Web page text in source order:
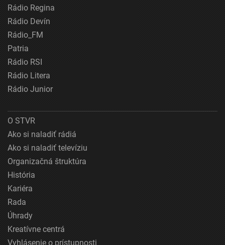
Rádio Regina
Rádio Devín
Rádio_FM
Patria
Rádio RSI
Rádio Litera
Rádio Junior
O STVR
Ako si naladiť rádiá
Ako si naladiť televíziu
Organizačná štruktúra
História
Kariéra
Rada
Úhrady
Kreatívne centrá
Vyhlásenie o prístupnosti